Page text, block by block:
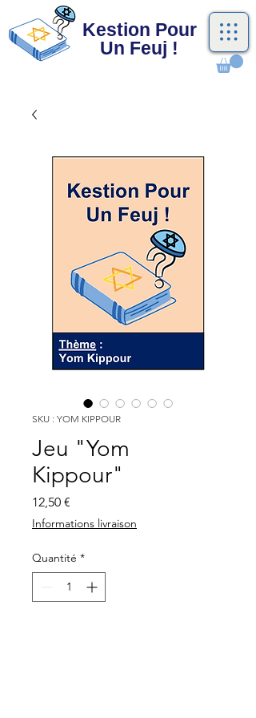
Kestion Pour
Un Feuj !
SKU : YOM KIPPOUR
Jeu "Yom
Kippour"
12,50 €
Informations livraison
Quantité *